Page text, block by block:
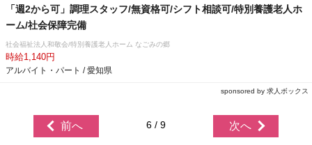
「週2から可」調理スタッフ/無資格可/シフト相談可/特別養護老人ホ
ーム/社会保障完備
社会福祉法人和敬会/特別養護老人ホーム なごみの郷
時給1,140円
アルバイト・パート / 愛知県
sponsored by 求人ボックス
前へ 6 / 9 次へ